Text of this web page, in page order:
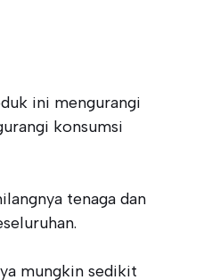
ini mengurangi
konsumsi
tenaga dan
mungkin sedikit